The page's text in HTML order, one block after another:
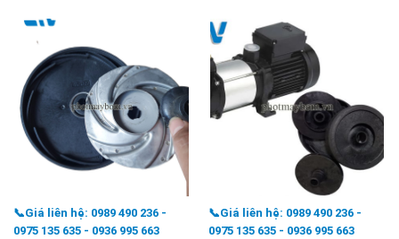
📞Giá liên hệ: 0989 490 236 -
0975 135 635 - 0936 995 663
📞Giá liên hệ: 0989 490 236 -
0975 135 635 - 0936 995 663